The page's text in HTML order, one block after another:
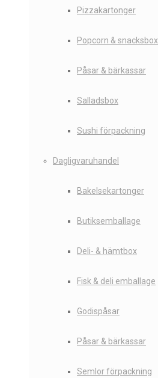
Pizzakartonger
Popcorn & snacksbox
Påsar & bärkassar
Salladsbox
Sushi förpackning
Dagligvaruhandel
Bakelsekartonger
Butiksemballage
Deli- & hämtbox
Fisk & deli emballage
Godispåsar
Påsar & bärkassar
Semlor förpackning